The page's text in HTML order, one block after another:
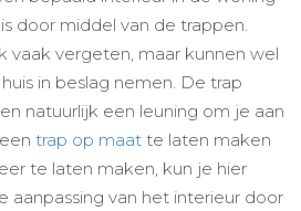
door middel van de trappen.
vaak vergeten, maar kunnen wel
in beslag nemen. De trap
natuurlijk een leuning om je aan
trap op maat te laten maken
te laten maken, kun je hier
aanpassing van het interieur door